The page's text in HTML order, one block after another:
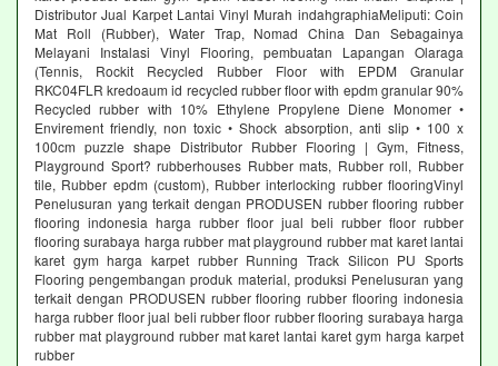
Distributor Jual Karpet Lantai Vinyl Murah indahgraphiaMeliputi: Coin
Mat Roll (Rubber), Water Trap, Nomad China Dan Sebagainya
Melayani Instalasi Vinyl Flooring, pembuatan Lapangan Olaraga
(Tennis, Rockit Recycled Rubber Floor with EPDM Granular
RKC04FLR kredoaum id recycled rubber floor with epdm granular 90%
Recycled rubber with 10% Ethylene Propylene Diene Monomer •
Envirement friendly, non toxic • Shock absorption, anti slip • 100 x
100cm puzzle shape Distributor Rubber Flooring | Gym, Fitness,
Playground Sport? rubberhouses Rubber mats, Rubber roll, Rubber
tile, Rubber epdm (custom), Rubber interlocking rubber flooringVinyl
Penelusuran yang terkait dengan PRODUSEN rubber flooring rubber
flooring indonesia harga rubber floor jual beli rubber floor rubber
flooring surabaya harga rubber mat playground rubber mat karet lantai
karet gym harga karpet rubber Running Track Silicon PU Sports
Flooring pengembangan produk material, produksi Penelusuran yang
terkait dengan PRODUSEN rubber flooring rubber flooring indonesia
harga rubber floor jual beli rubber floor rubber flooring surabaya harga
rubber mat playground rubber mat karet lantai karet gym harga karpet
rubber